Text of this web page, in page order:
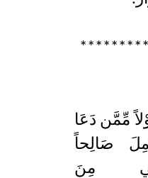
مِّمَّن دَعَا
صَالِحاً
مِنَ